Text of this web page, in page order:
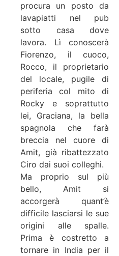
procura un posto da
lavapiatti nel pub
sotto casa dove
lavora. Lì conoscerà
Fiorenzo, il cuoco,
Rocco, il proprietario
del locale, pugile di
periferia col mito di
Rocky e soprattutto
lei, Graciana, la bella
spagnola che farà
breccia nel cuore di
Amit, già ribattezzato
Ciro dai suoi colleghi.
Ma proprio sul più
bello, Amit si
accorgerà quant’è
difficile lasciarsi le sue
origini alle spalle.
Prima è costretto a
tornare in India per il